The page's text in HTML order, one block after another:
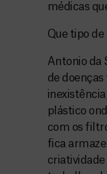
médicas
Que tipo
Antonio da
de
plástico
com os
fica
criatividade